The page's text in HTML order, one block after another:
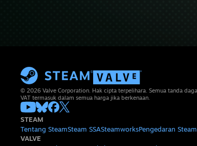
© 2026 Valve Corporation. Hak cipta terpelihara. Semua tanda
VAT termasuk dalam semua harga jika berkenaan.
STEAM
Tentang SteamSteam SSASteamworksPengedaran Steam
VALVE